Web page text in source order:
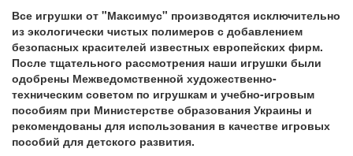
Все игрушки от "Максимус" производятся исключительно
из экологически чистых полимеров с добавлением
безопасных красителей известных европейских фирм.
После тщательного рассмотрения наши игрушки были
одобрены Межведомственной художественно-
техническим советом по игрушкам и учебно-игровым
пособиям при Министерстве образования Украины и
рекомендованы для использования в качестве игровых
пособий для детского развития.